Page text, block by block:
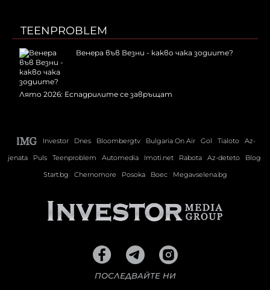
TEENPROBLEM
Венера във Везни - какво чака зодиите?
Лято 2026: Еспадрилите се завръщат
Investor Dnes Bloombergtv Bulgaria On Air Gol Tialoto
Az-
jenata
Puls Teenproblem Automedia Imoti.net Rabota Az-deteto
Blog
Start.bg
Chernomore Posoka Boec Megavselena.bg
ПОСЛЕДВАЙТЕ НИ